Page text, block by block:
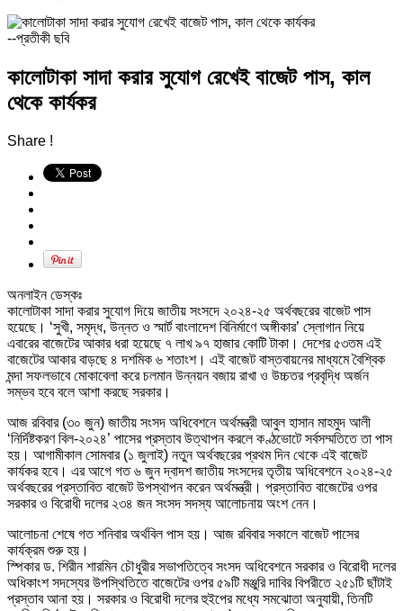
--প্রতীকী ছবি
কালোটাকা সাদা করার সুযোগ রেখেই বাজেট পাস, কাল
থেকে কার্যকর
Share !
অনলাইন ডেস্কঃ
কালোটাকা সাদা করার সুযোগ দিয়ে জাতীয় সংসদে ২০২৪-২৫ অর্থবছরের বাজেট পাস
হয়েছে। ‘সুখী, সমৃদ্ধ, উন্নত ও স্মার্ট বাংলাদেশ বিনির্মাণে অঙ্গীকার’ স্লোগান নিয়ে
এবারের বাজেটের আকার ধরা হয়েছে ৭ লাখ ৯৭ হাজার কোটি টাকা। দেশের ৫৩তম এই
বাজেটের আকার বাড়ছে ৪ দশমিক ৬ শতাংশ। এই বাজেট বাস্তবায়নের মাধ্যমে বৈশ্বিক
মন্দা সফলভাবে মোকাবেলা করে চলমান উন্নয়ন বজায় রাখা ও উচ্চতর প্রবৃদ্ধি অর্জন
সম্ভব হবে বলে আশা করছে সরকার।
আজ রবিবার (৩০ জুন) জাতীয় সংসদ অধিবেশনে অর্থমন্ত্রী আবুল হাসান মাহমুদ আলী
‘নির্দিষ্টকরণ বিল-২০২৪’ পাসের প্রস্তাব উত্থাপন করলে কণ্ঠভোটে সর্বসম্মতিতে তা পাস
হয়। আগামীকাল সোমবার (১ জুলাই) নতুন অর্থবছরের প্রথম দিন থেকে এই বাজেট
কার্যকর হবে। এর আগে গত ৬ জুন দ্বাদশ জাতীয় সংসদের তৃতীয় অধিবেশনে ২০২৪-২৫
অর্থবছরের প্রস্তাবিত বাজেট উপস্থাপন করেন অর্থমন্ত্রী। প্রস্তাবিত বাজেটের ওপর
সরকার ও বিরোধী দলের ২৩৪ জন সংসদ সদস্য আলোচনায় অংশ নেন।
আলোচনা শেষে গত শনিবার অর্থবিল পাস হয়। আজ রবিবার সকালে বাজেট পাসের
কার্যক্রম শুরু হয়।
স্পিকার ড. শিরীন শারমিন চৌধুরীর সভাপতিত্বে সংসদ অধিবেশনে সরকার ও বিরোধী দলের
অধিকাংশ সদস্যের উপস্থিতিতে বাজেটের ওপর ৫৯টি মঞ্জুরি দাবির বিপরীতে ২৫১টি ছাঁটাই
প্রস্তাব আনা হয়। সরকার ও বিরোধী দলের হুইপের মধ্যে সমঝোতা অনুযায়ী, তিনটি